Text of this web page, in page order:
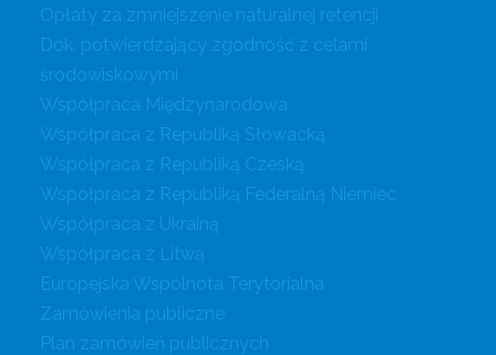
Opłaty za zmniejszenie naturalnej retencji
Dok. potwierdzający zgodność z celami
środowiskowymi
Współpraca Międzynarodowa
Współpraca z Republiką Słowacką
Współpraca z Republiką Czeską
Współpraca z Republiką Federalną Niemiec
Współpraca z Ukrainą
Współpraca z Litwą
Europejska Wspólnota Terytorialna
Zamówienia publiczne
Plan zamówień publicznych